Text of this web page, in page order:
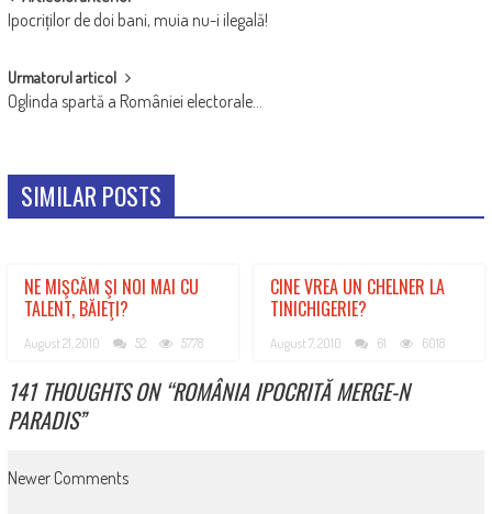
NAVIGATION
Ipocriților de doi bani, muia nu-i ilegală!
Urmatorul articol
Oglinda spartă a României electorale…
SIMILAR POSTS
NE MIŞCĂM ŞI NOI MAI CU
TALENT, BĂIEŢI?
August 21, 2010 52 5778
CINE VREA UN CHELNER LA
TINICHIGERIE?
August 7, 2010 61 6018
141 THOUGHTS ON “ROMÂNIA IPOCRITĂ MERGE-N
PARADIS”
COMMENT
NAVIGATION
Newer Comments